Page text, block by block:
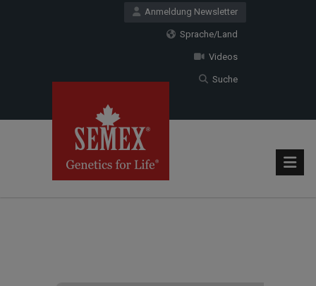
Anmeldung Newsletter
Sprache/Land
Videos
Suche